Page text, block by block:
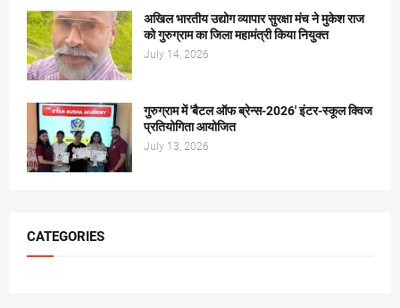
अखिल भारतीय उद्योग व्यापार सुरक्षा मंच ने मुकेश राज
को गुरुग्राम का जिला महामंत्री किया नियुक्त
July 14, 2026
गुरुग्राम में 'बैटल ऑफ ब्रेन्स-2026' इंटर-स्कूल क्विज
प्रतियोगिता आयोजित
July 13, 2026
CATEGORIES